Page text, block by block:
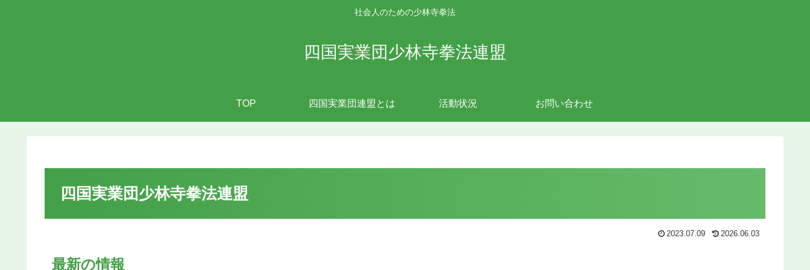
社会人のための少林寺拳法
四国実業団少林寺拳法連盟
TOP 四国実業団連盟とは 活動状況 お問い合わせ
四国実業団少林寺拳法連盟
2023.07.09 2026.06.03
最新の情報